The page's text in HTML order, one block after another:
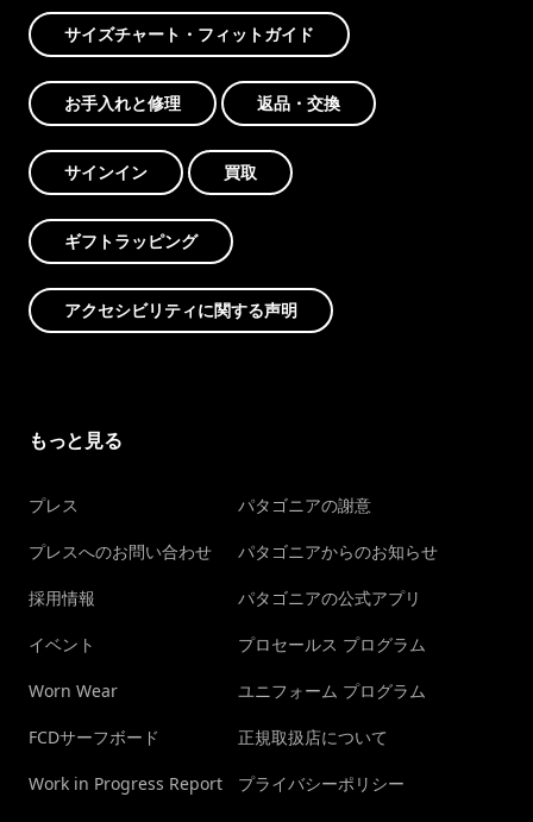
サイズチャート・フィットガイド
お手入れと修理 返品・交換
サインイン 買取
ギフトラッピング
アクセシビリティに関する声明
もっと見る
プレス
プレスへのお問い合わせ
採用情報
イベント
Worn Wear
FCDサーフボード
Work in Progress Report
パタゴニアの謝意
パタゴニアからのお知らせ
パタゴニアの公式アプリ
プロセールス プログラム
ユニフォーム プログラム
正規取扱店について
プライバシーポリシー